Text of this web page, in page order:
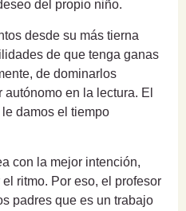
del propio niño.
desde su más tierna
de que tenga ganas
de dominarlos
en la lectura. El
damos el tiempo
con la mejor intención,
ritmo. Por eso, el profesor
padres que es un trabajo